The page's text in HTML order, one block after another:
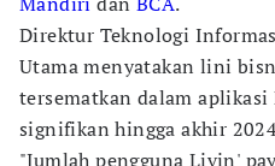
Direktur Teknologi
Utama menyatakan lini
tersematkan dalam
signifikan hingga akhir
"Jumlah pengguna Livin'